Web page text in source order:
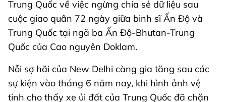
Trung Quốc về việc ngừng chia sẻ dữ liệu sau
cuộc giao quân 72 ngày giữa binh sĩ Ấn Độ và
Trung Quốc tại ngã ba Ấn Độ-Bhutan-Trung
Quốc của Cao nguyên Doklam.
Nỗi sợ hãi của New Delhi càng gia tăng sau các
sự kiện vào tháng 6 năm nay, khi hình ảnh vệ
tinh cho thấy xe ủi đất của Trung Quốc đã chặn